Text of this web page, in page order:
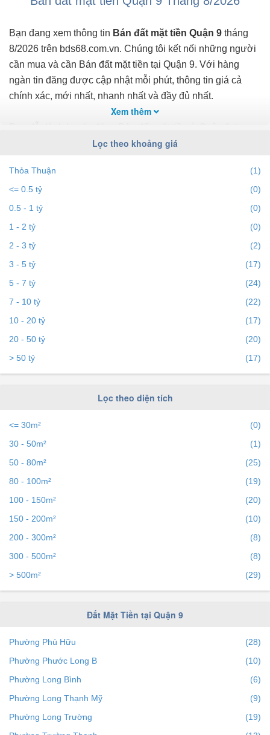
Bạn đang xem thông tin Bán đất mặt tiền Quận 9 tháng
8/2026 trên bds68.com.vn. Chúng tôi kết nối những người
cần mua và cần Bán đất mặt tiền tại Quận 9. Với hàng
ngàn tin đăng được cập nhật mỗi phút, thông tin giá cả
chính xác, mới nhất, nhanh nhất và đầy đủ nhất.
địa điểm, giá, diện tích, dự án, đường phố, số phòng ngủ
năng gợi ý những batdongsan liền kề cùng mức giá giúp
bạn dễ dàng tìm ra chính chủ của BĐS.
Để việc tìm
Nếu bạn có bất động sản muốn bán, bạn có thể
Bán đất mặt tiền miễn phí
trên bds68 để tiếp cận với hàng
ngàn người.
Xem thêm
Lọc theo khoảng giá
Thỏa Thuận
(1)
<= 0.5 tỷ
(0)
0.5 - 1 tỷ
(0)
1 - 2 tỷ
(0)
2 - 3 tỷ
(2)
3 - 5 tỷ
(17)
5 - 7 tỷ
(24)
7 - 10 tỷ
(22)
10 - 20 tỷ
(17)
20 - 50 tỷ
(20)
> 50 tỷ
(17)
Lọc theo diện tích
<= 30m²
(0)
30 - 50m²
(1)
50 - 80m²
(25)
80 - 100m²
(19)
100 - 150m²
(20)
150 - 200m²
(10)
200 - 300m²
(8)
300 - 500m²
(8)
> 500m²
(29)
Đất Mặt Tiền tại Quận 9
Phường Phú Hữu
(28)
Phường Phước Long B
(10)
Phường Long Bình
(6)
Phường Long Thạnh Mỹ
(9)
Phường Long Trường
(19)